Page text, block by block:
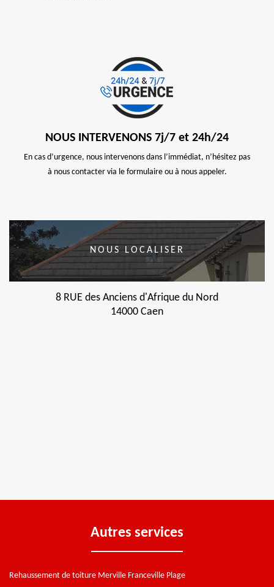
NOUS INTERVENONS 7j/7 et 24h/24
En cas d’urgence, nous intervenons dans l’immédiat, n’hésitez pas
à nous contacter via le formulaire ou à nous appeler.
NOUS LOCALISER
8 RUE des Anciens d'Afrique du Nord
14000 Caen
Autres services
Rehaussement de toiture Merville Franceville Plage